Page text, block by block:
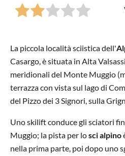
La piccola località sciistica dell'
Casargo, è situata in Alta
meridionali del Monte Muggio
terrazza con vista sul lago di
del Pizzo dei 3 Signori, sulla
Uno skilift conduce gli sciatori
Muggio; la pista per losci alpino
nella prima parte, poi dopo uno